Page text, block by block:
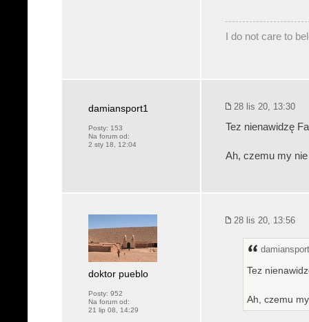
I do not care to
damiansport1
Posty: 153
Na forum od:
2 sty 18, 12:04
28 lis 20, 13:30
Tez nienawidzę
Ah, czemu my
doktor pueblo
Posty: 952
Na forum od:
21 lip 08, 14:29
28 lis 20, 13:56
Tez
Ah, czemu